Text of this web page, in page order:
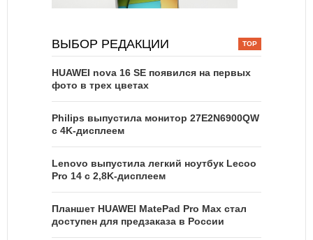
ВЫБОР РЕДАКЦИИ
HUAWEI nova 16 SE появился на первых
фото в трех цветах
Philips выпустила монитор 27E2N6900QW
с 4K-дисплеем
Lenovo выпустила легкий ноутбук Lecoo
Pro 14 с 2,8K-дисплеем
Планшет HUAWEI MatePad Pro Max стал
доступен для предзаказа в России